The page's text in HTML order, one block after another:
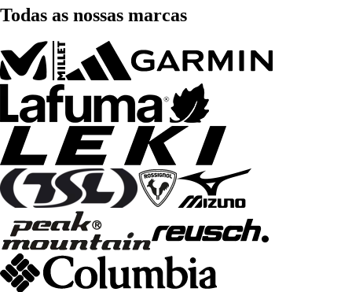
Todas as nossas marcas